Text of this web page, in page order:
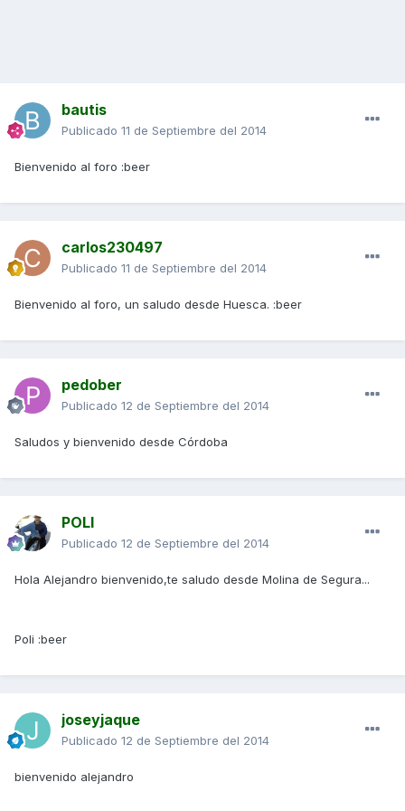
bautis
Publicado 11 de Septiembre del 2014
Bienvenido al foro :beer
carlos230497
Publicado 11 de Septiembre del 2014
Bienvenido al foro, un saludo desde Huesca. :beer
pedober
Publicado 12 de Septiembre del 2014
Saludos y bienvenido desde Córdoba
POLI
Publicado 12 de Septiembre del 2014
Hola Alejandro bienvenido,te saludo desde Molina de Segura...
Poli :beer
joseyjaque
Publicado 12 de Septiembre del 2014
bienvenido alejandro